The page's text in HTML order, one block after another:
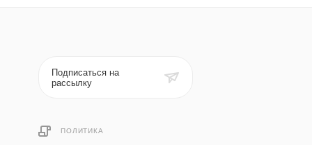
Подписаться на
рассылку
ПОЛИТИКА